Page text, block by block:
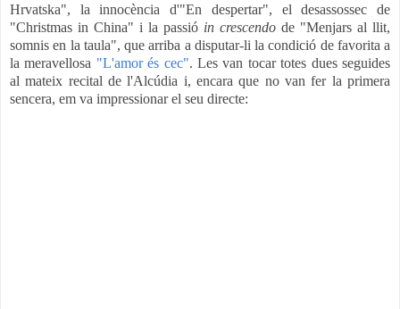
Hrvatska", la innocència d'"En despertar", el desassossec de
"Christmas in China" i la passió in crescendo de "Menjars al llit,
somnis en la taula", que arriba a disputar-li la condició de favorita a
la meravellosa "L'amor és cec". Les van tocar totes dues seguides
al mateix recital de l'Alcúdia i, encara que no van fer la primera
sencera, em va impressionar el seu directe: